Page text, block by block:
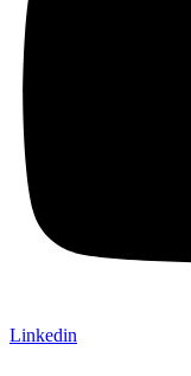
Linkedin